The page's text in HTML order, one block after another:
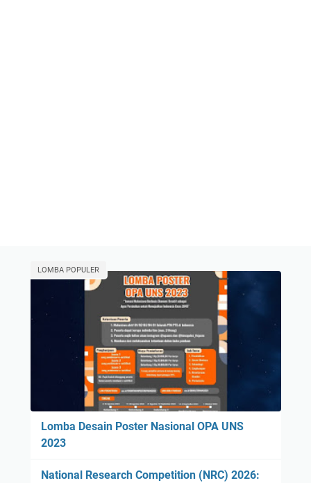
LOMBA POPULER
Lomba Desain Poster Nasional OPA UNS
2023
National Research Competition (NRC) 2026: